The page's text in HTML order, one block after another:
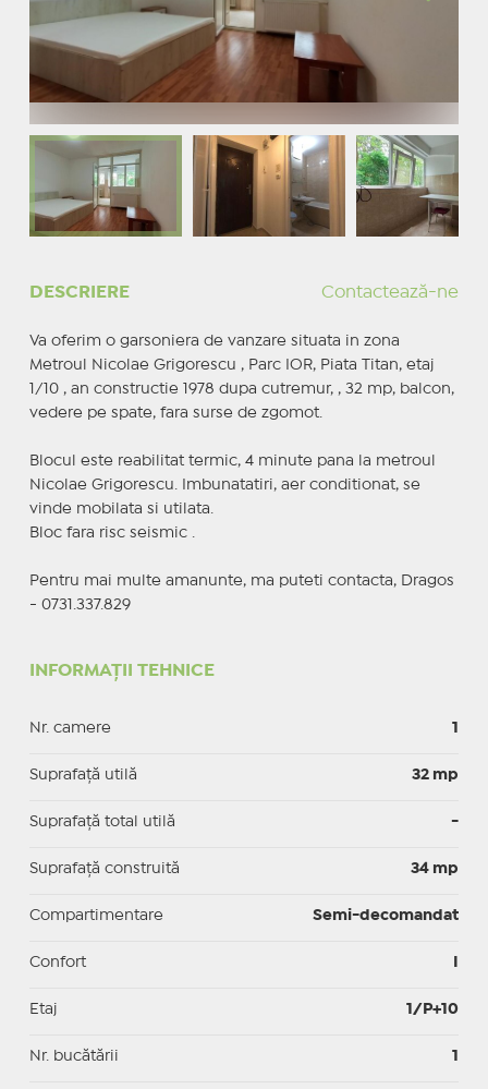
DESCRIERE Contactează-ne
Va oferim o garsoniera de vanzare situata in zona
Metroul Nicolae Grigorescu , Parc IOR, Piata Titan, etaj
1/10 , an constructie 1978 dupa cutremur, , 32 mp, balcon,
vedere pe spate, fara surse de zgomot.
Blocul este reabilitat termic, 4 minute pana la metroul
Nicolae Grigorescu. Imbunatatiri, aer conditionat, se
vinde mobilata si utilata.
Bloc fara risc seismic .
Pentru mai multe amanunte, ma puteti contacta, Dragos
- 0731.337.829
INFORMAȚII TEHNICE
Nr. camere 1
Suprafaţă utilă 32 mp
Suprafaţă total utilă -
Suprafaţă construită 34 mp
Compartimentare Semi-decomandat
Confort
Etaj 1/P+10
Nr. bucătării 1